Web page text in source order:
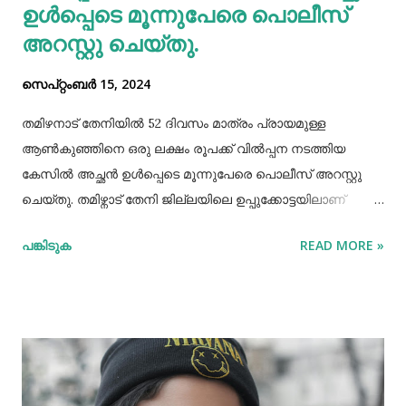
ഉള്‍പ്പെടെ മൂന്നുപേരെ പൊലീസ്
അറസ്റ്റു ചെയ്തു.
സെപ്റ്റംബർ 15, 2024
തമിഴനാട് തേനിയില്‍ 52 ദിവസം മാത്രം പ്രായമുള്ള
ആണ്‍കുഞ്ഞിനെ ഒരു ലക്ഷം രൂപക്ക് വില്‍പ്പന നടത്തിയ
കേസില്‍ അച്ഛൻ ഉള്‍പ്പെടെ മൂന്നുപേരെ പൊലീസ് അറസ്റ്റു
ചെയ്തു. തമിഴ്നാട് തേനി ജില്ലയിലെ ഉപ്പുക്കോട്ടയിലാണ്
സ്വദേശികളായ ദമ്ബതികളുമാണ് അറസ്റ്റിലായത്. തേനി
സമയവും മദ്യലഹരിയിലും. തന്‍റെ കുഞ്ഞിനെ ഒരു ലക്ഷം
രൂപക്ക് വില്‍പ്പന നടത്തിയതായി അച്ഛൻ
മദ്യലഹരിയിലിരിക്കെ സമീപവാസികളിലൊരാളോട് പറഞ്ഞു.
പങ്കിടുക READ MORE »